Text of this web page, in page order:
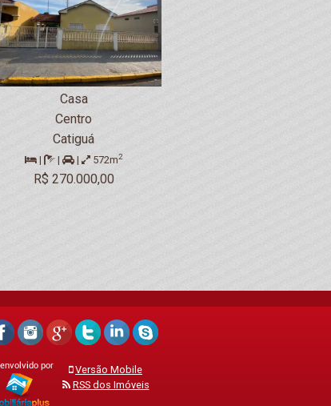
Casa
Centro
Catiguá
| | | 572m2
R$ 270.000,00
Versão Mobile
RSS dos Imóveis